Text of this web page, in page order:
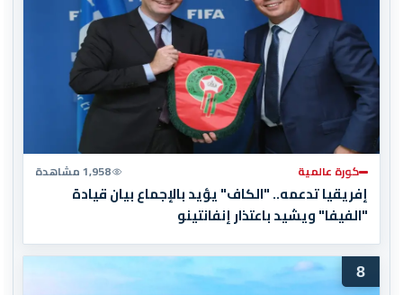
كورة عالمية 1,958 مشاهدة
إفريقيا تدعمه.. "الكاف" يؤيد بالإجماع بيان قيادة
"الفيفا" ويشيد باعتذار إنفانتينو
8